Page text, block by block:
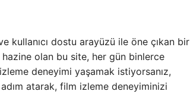
kullanıcı dostu arayüzü ile öne çıkan bir
olan bu site, her gün binlerce
deneyimi yaşamak istiyorsanız,
atarak, film izleme deneyiminizi